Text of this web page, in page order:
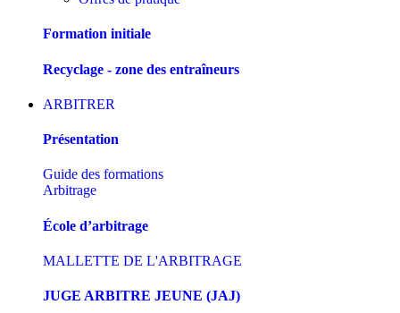
Formation initiale
Recyclage - zone des entraîneurs
ARBITRER
Présentation
Guide des formations
Arbitrage
École d’arbitrage
MALLETTE DE L'ARBITRAGE
JUGE ARBITRE JEUNE (JAJ)